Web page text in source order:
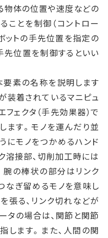
物体の位置や速度などの
ことを制御（コントロー
ットの手先位置を指定の
先位置を制御するといい
要素の名称を説明します
装着されているマニピュ
ェクタ（手先効果器）で
ます。モノを運んだり並
にモノをつかめるハンド
溶接部、切削加工時には
腕の棒状の部分はリンク
なぎ留めるモノを意味し
張る、リンク切れなどが
タの場合は、関節と関節
します。また、人間の関